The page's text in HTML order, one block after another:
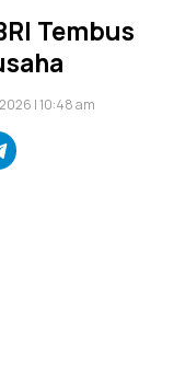
Tembus
| 10:48 am